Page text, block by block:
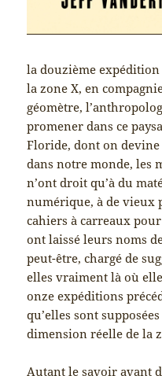
la douzième
la zone X, en
géomètre,
promener dans ce
Floride, dont on
dans notre monde, les
n’ont droit qu’à du
numérique, à de vieux
cahiers à carreaux
ont laissé leurs noms
peut-être, chargé de
elles vraiment là où
onze expéditions
qu’elles sont
dimension réelle de la
Autant le savoir avant